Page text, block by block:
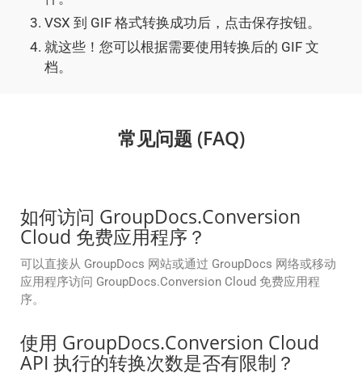
VSX 到 GIF 格式转换成功后，点击保存按钮。
就这些！您可以根据需要使用转换后的 GIF 文
档。
常见问题 (FAQ)
如何访问 GroupDocs.Conversion
Cloud 免费应用程序？
可以直接从 GroupDocs 网站或通过 GroupDocs 网络或移动
应用程序访问 GroupDocs.Conversion Cloud 免费应用程
序。
使用 GroupDocs.Conversion Cloud
API 执行的转换次数是否有限制？